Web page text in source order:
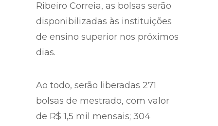
Ribeiro Correia, as bolsas serão
disponibilizadas às instituições
de ensino superior nos próximos
dias.
Ao todo, serão liberadas 271
bolsas de mestrado, com valor
de R$ 1,5 mil mensais; 304